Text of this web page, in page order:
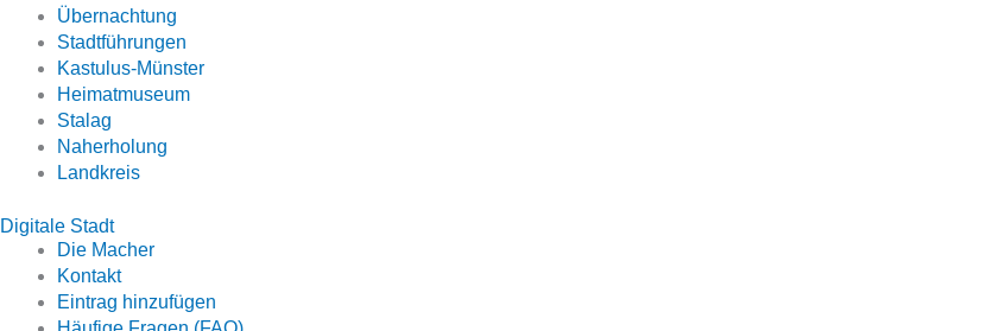
Übernachtung
Stadtführungen
Kastulus-Münster
Heimatmuseum
Stalag
Naherholung
Landkreis
Digitale Stadt
Die Macher
Kontakt
Eintrag hinzufügen